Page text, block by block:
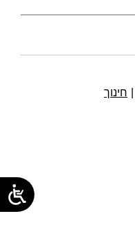
חינוך